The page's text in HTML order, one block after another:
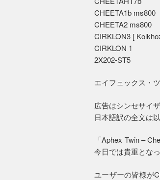
CHEETA1b ms800
CHEETA2 ms800
CIRKLON3 [
CIRKLON 1
2X202-ST5
エイフェックス・
広告はシンセサイ
日本語訳の全文は以
「Aphex Twin –
今日では貴重とな
ユーザーの皆様が